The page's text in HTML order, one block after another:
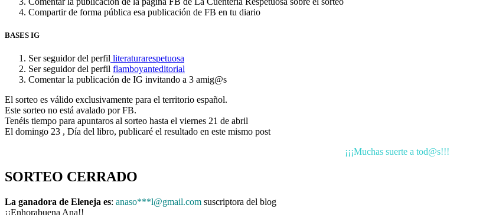
Compartir de forma pública esa publicación de FB en tu diario
BASES IG
Ser seguidor del perfil literaturarespetuosa
Ser seguidor del perfil flamboyanteditorial
Comentar la publicación de IG invitando a 3 amig@s
El sorteo es válido exclusivamente para el territorio español.
Este sorteo no está avalado por FB.
Tenéis tiempo para apuntaros al sorteo hasta el viernes 21 de abril
El domingo 23 , Día del libro, publicaré el resultado en este mismo post
¡¡¡Muchas suerte a tod@s!!!
SORTEO CERRADO
La ganadora de Eleneja es: anaso***l@gmail.com suscriptora del blog
¡¡Enhorabuena Ana!!